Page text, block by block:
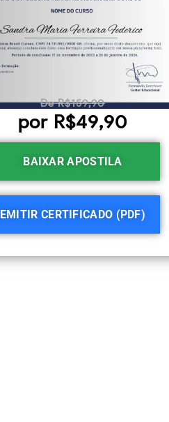
De R$159,90
por R$49,90
BAIXAR APOSTILA
EMITIR CERTIFICADO (PDF)